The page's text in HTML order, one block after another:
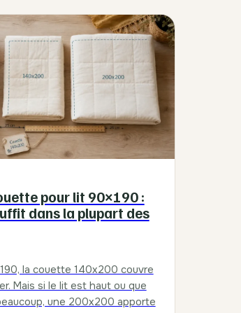
pour lit 90×190 :
dans la plupart des
la couette 140x200 couvre
Mais si le lit est haut ou que
une 200x200 apporte